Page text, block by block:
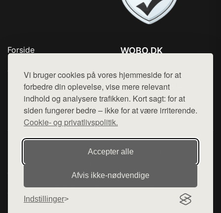
Vi bruger cookies på vores hjemmeside for at
forbedre din oplevelse, vise mere relevant
indhold og analysere trafikken. Kort sagt: for at
siden fungerer bedre – ikke for at være irriterende.
Cookie- og privatlivspolitik.
Accepter alle
Afvis ikke‑nødvendige
Indstillinger
Forside
Top Rabatter
Kontakt
WOBO.DK
Mail: hej@want.dk
Cookie- og privatlivspolitik
Denne side er en del af want.dk, der udgiver en række
hjemmesider med præsentation af forskellige produkter fra
diverse webshops. Der sælges ikke varer fra denne side - vi
henviser til de shops, som sælger varen. Vi har heller ikke
varerne på lager.